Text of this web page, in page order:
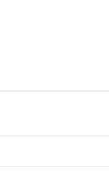
fovtech